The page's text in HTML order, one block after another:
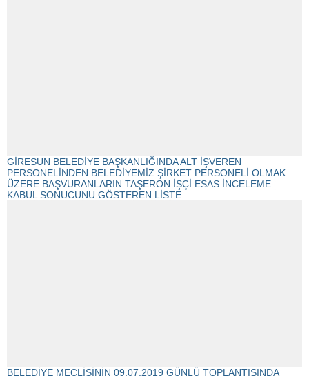
GİRESUN BELEDİYE BAŞKANLIĞINDA ALT İŞVEREN
PERSONELİNDEN BELEDİYEMİZ ŞİRKET PERSONELİ OLMAK
ÜZERE BAŞVURANLARIN TAŞERON İŞÇİ ESAS İNCELEME
KABUL SONUCUNU GÖSTEREN LİSTE
BELEDİYE MECLİSİNİN 09.07.2019 GÜNLÜ TOPLANTISINDA